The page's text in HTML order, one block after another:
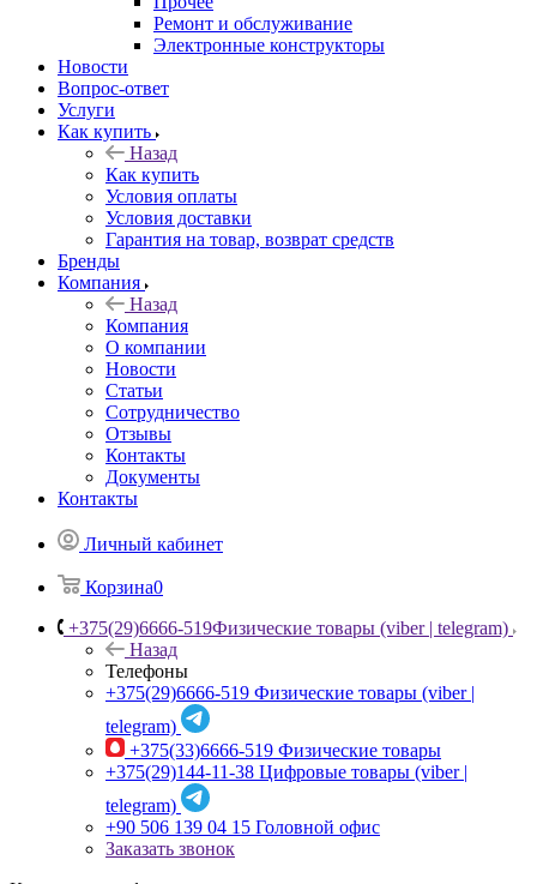
Ремонт и обслуживание
Электронные конструкторы
Новости
Вопрос-ответ
Услуги
Как купить
Назад
Как купить
Условия оплаты
Условия доставки
Гарантия на товар, возврат средств
Бренды
Компания
Назад
Компания
О компании
Новости
Статьи
Сотрудничество
Отзывы
Контакты
Документы
Контакты
Личный кабинет
Корзина0
+375(29)6666-519Физические товары (viber | telegram)
Назад
Телефоны
+375(29)6666-519 Физические товары (viber |
telegram)
+375(33)6666-519 Физические товары
+375(29)144-11-38 Цифровые товары (viber |
telegram)
+90 506 139 04 15 Головной офис
Заказать звонок